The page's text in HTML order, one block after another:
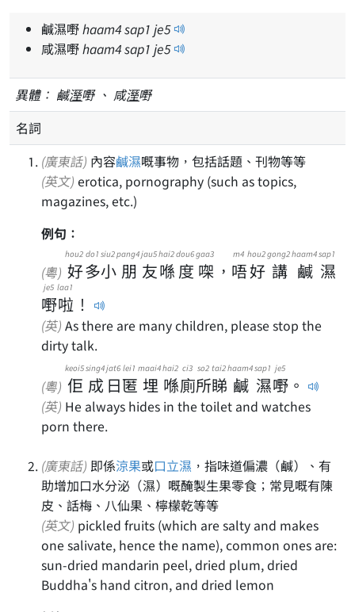
鹹濕嘢haam4sap1 je5
咸濕嘢haam4sap1 je5
異體： 鹹溼嘢 、 咸溼嘢
名詞
(廣東話) 內容鹹濕嘅事物，包括話題、刊物等等
(英文)
magazines, etc.)
例句：
(粵) 好
hou2
多
do1
小
siu2
朋
pang4
友
jau5
喺
hai2
度
dou6
㗎
gaa3
， 唔
m4
好
hou2
講
gong2
鹹
haam4
濕
sap1
嘢
je5
啦
laa1
！
(英) As there are many children, please stop the
dirty talk.
(粵) 佢
keoi5
成
sing4
日
jat6
匿
lei1
埋
maai4
喺
hai2
廁
ci3
所
so2
睇
tai2
鹹
haam4
濕
sap1
嘢
je5
。
(英) He always hides in the toilet and watches
porn there.
(廣東話) 即係涼果或口立濕 ，指味道偏濃（鹹）、有
助增加口水分泌（濕）嘅醃製生果零食；常見嘅有陳
皮、話梅、八仙果、檸檬乾等等
(英文)
one salivate, hence the name), common ones are:
sun-dried mandarin peel, dried plum, dried
Buddha's hand citron, and dried lemon